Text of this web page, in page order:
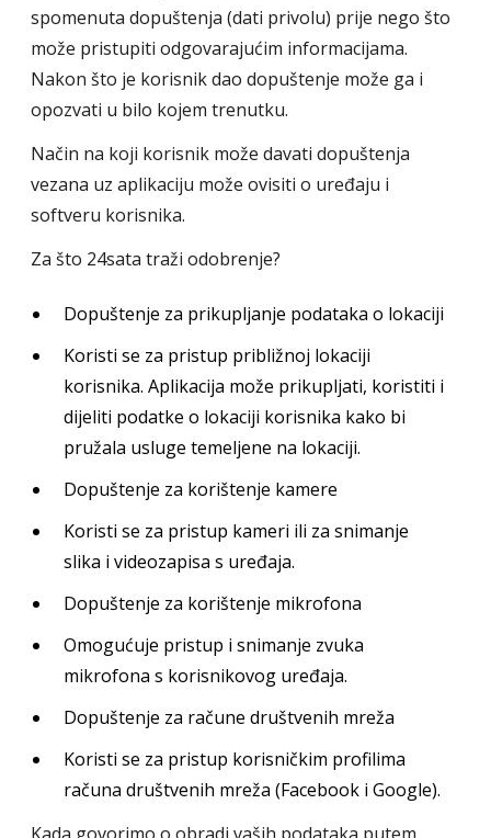
spomenuta dopuštenja (dati privolu) prije nego što
može pristupiti odgovarajućim informacijama.
Nakon što je korisnik dao dopuštenje može ga i
opozvati u bilo kojem trenutku.
Način na koji korisnik može davati dopuštenja
vezana uz aplikaciju može ovisiti o uređaju i
softveru korisnika.
Za što 24sata traži odobrenje?
Dopuštenje za prikupljanje podataka o lokaciji
Koristi se za pristup približnoj lokaciji
korisnika. Aplikacija može prikupljati, koristiti i
dijeliti podatke o lokaciji korisnika kako bi
pružala usluge temeljene na lokaciji.
Dopuštenje za korištenje kamere
Koristi se za pristup kameri ili za snimanje
slika i videozapisa s uređaja.
Dopuštenje za korištenje mikrofona
Omogućuje pristup i snimanje zvuka
mikrofona s korisnikovog uređaja.
Dopuštenje za račune društvenih mreža
Koristi se za pristup korisničkim profilima
računa društvenih mreža (Facebook i Google).